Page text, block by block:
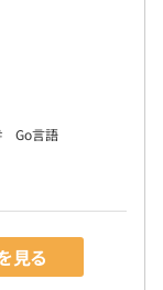
Go言語
見る